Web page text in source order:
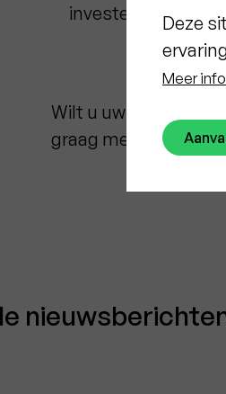
investering die
Wilt u uw woning
graag met advies op
Deze
Meer